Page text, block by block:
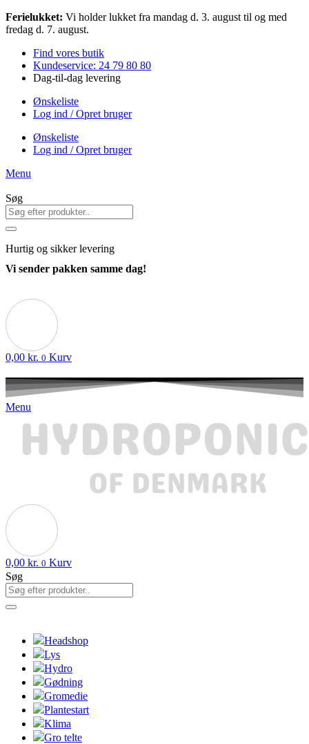
Videre
til
Ferielukket: Vi holder lukket fra mandag d. 3. august til og med
fredag d. 7. august.
Find vores butik
Kundeservice: 24 79 80 80
Dag-til-dag levering
Ønskeliste
Log ind / Opret bruger
Ønskeliste
Log ind / Opret bruger
Menu
Søg
Hurtig og sikker levering
Vi sender pakken samme dag!
0,00 kr. 0 Kurv
Menu
0,00 kr. 0 Kurv
Søg
Headshop
Lys
Hydro
Gødning
Gromedie
Plantestart
Klima
Gro telte